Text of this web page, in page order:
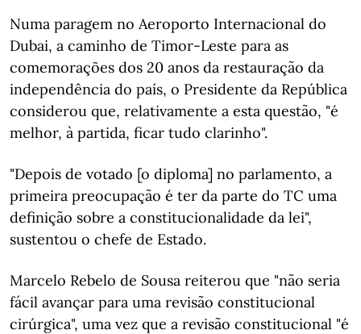
Numa paragem no Aeroporto Internacional do
Dubai, a caminho de Timor-Leste para as
comemorações dos 20 anos da restauração da
independência do país, o Presidente da República
considerou que, relativamente a esta questão, "é
melhor, à partida, ficar tudo clarinho".
"Depois de votado [o diploma] no parlamento, a
primeira preocupação é ter da parte do TC uma
definição sobre a constitucionalidade da lei",
sustentou o chefe de Estado.
Marcelo Rebelo de Sousa reiterou que "não seria
fácil avançar para uma revisão constitucional
cirúrgica", uma vez que a revisão constitucional "é